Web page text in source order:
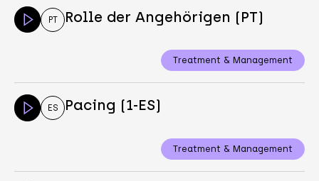
PT Rolle der Angehörigen (PT)
Treatment & Management
ES Pacing (1-ES)
Treatment & Management